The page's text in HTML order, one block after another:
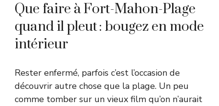
Que faire à Fort-Mahon-Plage
quand il pleut : bougez en mode
intérieur
Rester enfermé, parfois c’est l’occasion de
découvrir autre chose que la plage. Un peu
comme tomber sur un vieux film qu’on n’aurait